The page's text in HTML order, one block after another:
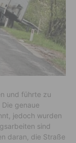
und führte zu
genaue
jedoch wurden
sind
daran, die Straße